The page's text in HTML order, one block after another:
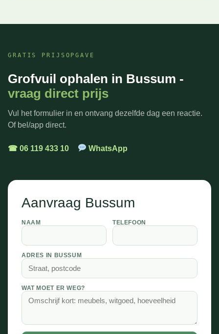
GRATIS PRIJSOPGAVE
Grofvuil ophalen in Bussum -
vraag direct prijs
Vul het formulier in en ontvang dezelfde dag een reactie.
Of bel/app direct.
☎ 06 119 433 10 WhatsApp
Aanvraag Bussum
NAAM TELEFOON
ADRES IN BUSSUM
WAT MOET ER WEG?